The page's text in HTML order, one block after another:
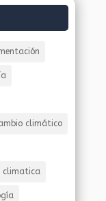
climático
climatica